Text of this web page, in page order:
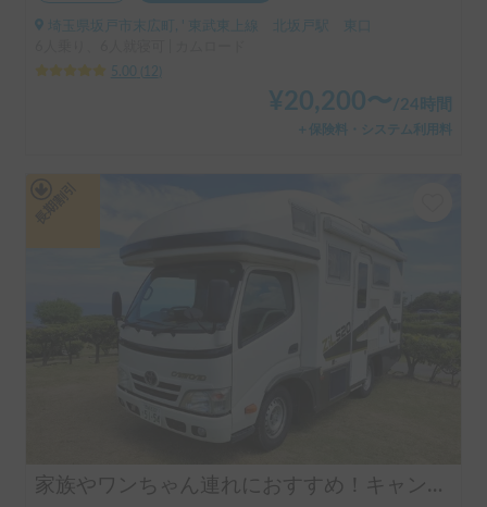
埼玉県坂戸市末広町, ' 東武東上線 北坂戸駅 東口
5.00
12
¥20,200〜 /24時間
＋保険料・システム利用料
家族やワンちゃん連れにおすすめ！キャンプ用品も無料☆600Ahの大容量リチウム電池搭載でエアコンも安心使用♡